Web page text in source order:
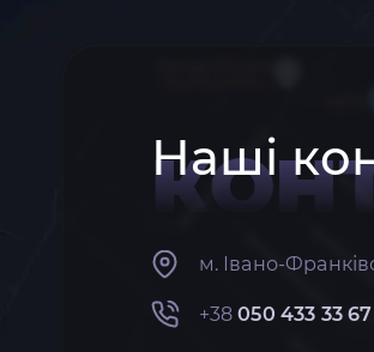
Наші
м. Івано-
+38050 433 33 67